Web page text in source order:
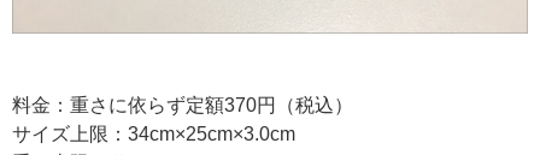
料金：重さに依らず定額370円（税込）
サイズ上限：34cm×25cm×3.0cm